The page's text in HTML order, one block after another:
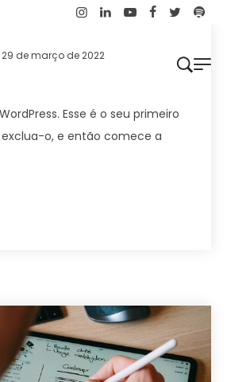
29 de março de 2022
Esse é o seu primeiro
o, e então comece a